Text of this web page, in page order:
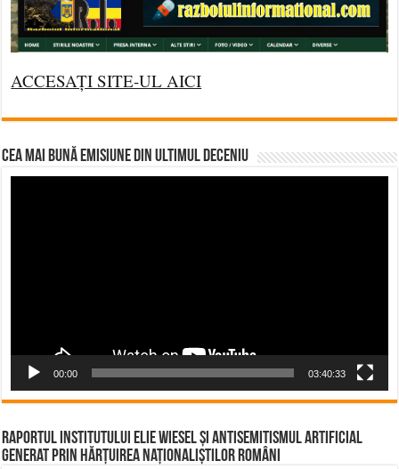
ACCESAȚI SITE-UL AICI
CEA MAI BUNĂ EMISIUNE DIN ULTIMUL DECENIU
00:00 03:40:33
Raportul Institutului Elie Wiesel și Antisemitismul Artificial
Generat prin Hărțuirea Naționaliștilor Români